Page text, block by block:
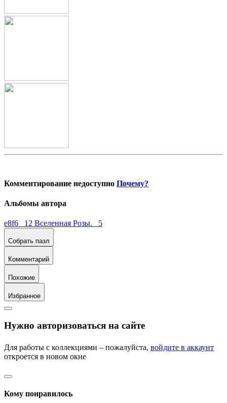
Комментирование недоступно Почему?
Альбомы автора
e8f6 12 Вселенная Розы. 5
Собрать пазл
Комментарий
Похожие
Избранное
Нужно авторизоваться на сайте
Для работы с коллекциями – пожалуйста, войдите в аккаунт
откроется в новом окне
Кому понравилось